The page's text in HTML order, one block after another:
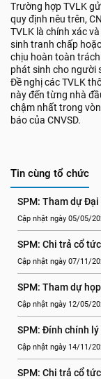
Trường hợp TVLK
quy định nêu trên,
TVLK là chính xác
sinh tranh chấp
chịu hoàn toàn
phát sinh cho người
Đề nghị các TVLK
này đến từng nhà
chậm nhất trong
báo của CNVSD.
Tin cùng tổ chức
SPM: Tham dự
Cập nhật ngày 05/05/
SPM: Chi trả cổ
Cập nhật ngày 07/11/
SPM: Tham dự
Cập nhật ngày 12/05/
SPM: Đính chính
Cập nhật ngày 14/11/
SPM: Chi trả cổ